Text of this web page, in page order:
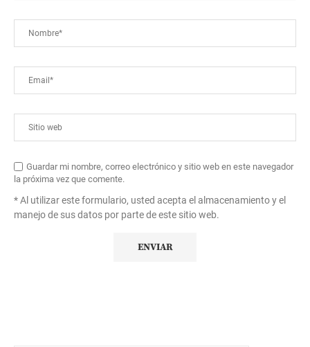
Guardar mi nombre, correo electrónico y sitio web en este navegador
la próxima vez que comente.
* Al utilizar este formulario, usted acepta el almacenamiento y el
manejo de sus datos por parte de este sitio web.